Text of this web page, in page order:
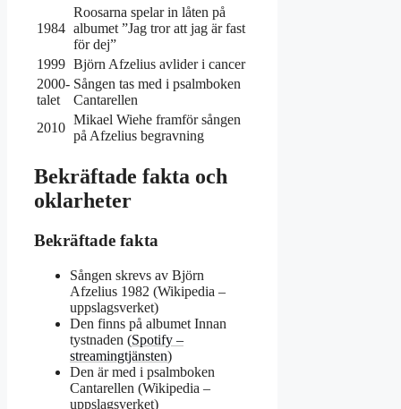
1984
Roosarna spelar in låten på
albumet ”Jag tror att jag är fast
för dej”
1999 Björn Afzelius avlider i cancer
2000-
talet
Sången tas med i psalmboken
Cantarellen
2010
Mikael Wiehe framför sången
på Afzelius begravning
Bekräftade fakta och
oklarheter
Bekräftade fakta
Sången skrevs av Björn
Afzelius 1982 (Wikipedia –
uppslagsverket)
Den finns på albumet Innan
tystnaden (Spotify –
streamingtjänsten)
Den är med i psalmboken
Cantarellen (Wikipedia –
uppslagsverket)